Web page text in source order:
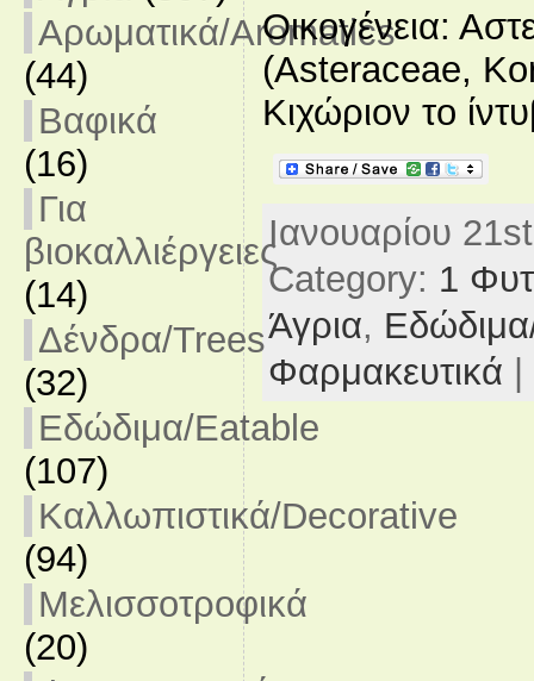
Αρωματικά/Aromatics
(44)
Βαφικά
(16)
Για
βιοκαλλιέργειες
(14)
Δένδρα/Trees
(32)
Εδώδιμα/Eatable
(107)
Καλλωπιστικά/Decorative
(94)
Μελισσοτροφικά
(20)
Οικογένεια:
(Asteraceae,
Κιχώριον το
Ιανουαρίου
Category: 1
Άγρια,
Φαρμακευτικά |